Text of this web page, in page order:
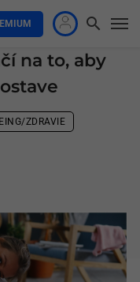
na to, aby
ZDRAVIE